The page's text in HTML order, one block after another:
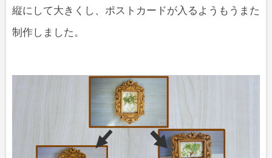
縦にして大きくし、ポストカードが入るようもうまた
制作しました。